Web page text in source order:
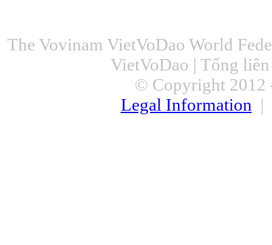
The Vovinam VietVoDao World
VietVoDao | Tổng
© Copyright 2012
Legal Information